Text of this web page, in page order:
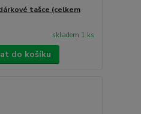
tašce (celkem
skladem 1 ks
do košíku